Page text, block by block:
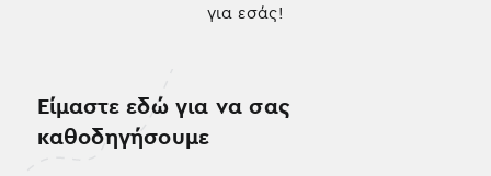
για εσάς!
Είμαστε εδώ για να σας
καθοδηγήσουμε